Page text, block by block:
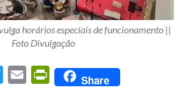
horários especiais de funcionamento ||
Foto Divulgação
Twitter Email PrintFriendly
Share